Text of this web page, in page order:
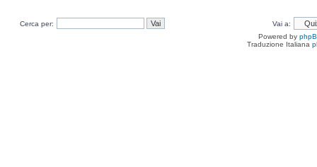
Cerca per:
Vai a:
Powered by
Traduzione Italiana